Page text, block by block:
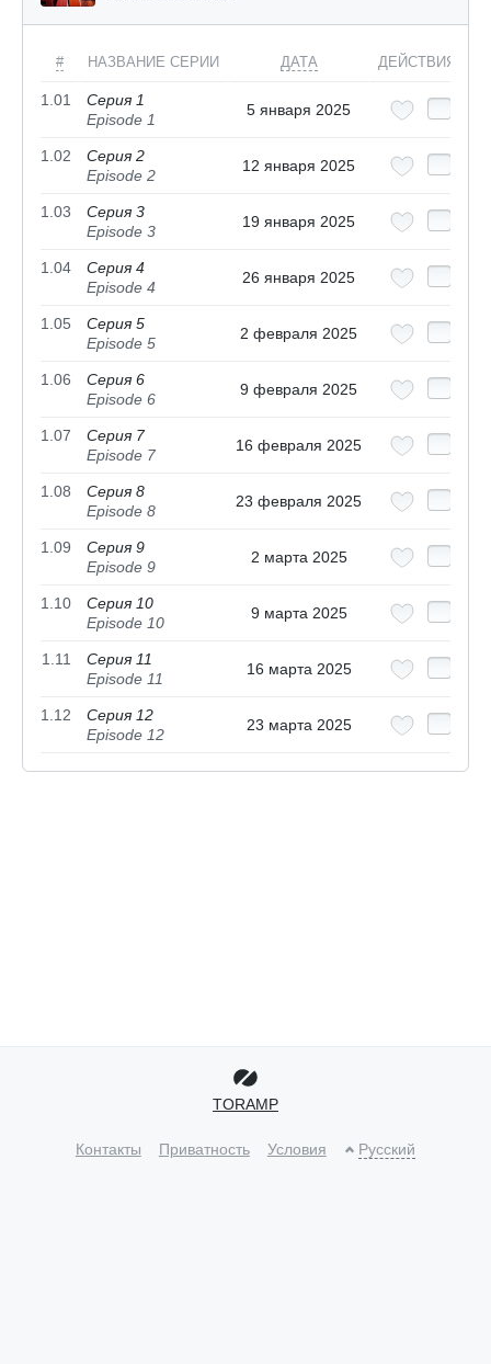
# НАЗВАНИЕ СЕРИИ ДАТА ДЕЙСТВИЯ
1.01
Серия 1
Episode 1
5 января 2025
1.02
Серия 2
Episode 2
12 января 2025
1.03
Серия 3
Episode 3
19 января 2025
1.04
Серия 4
Episode 4
26 января 2025
1.05
Серия 5
Episode 5
2 февраля 2025
1.06
Серия 6
Episode 6
9 февраля 2025
1.07
Серия 7
Episode 7
16 февраля 2025
1.08
Серия 8
Episode 8
23 февраля 2025
1.09
Серия 9
Episode 9
2 марта 2025
1.10
Серия 10
Episode 10
9 марта 2025
1.11
Серия 11
Episode 11
16 марта 2025
1.12
Серия 12
Episode 12
23 марта 2025
TORAMP
Контакты Приватность Условия Русский